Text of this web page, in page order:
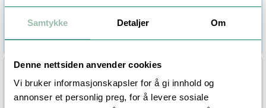
Samtykke Detaljer Om
Denne nettsiden anvender cookies
Vi bruker informasjonskapsler for å gi innhold og
annonser et personlig preg, for å levere sosiale
Bestillingsvare (0dager)
5 355,00
Eksl. mva
1På lager
3 320,00
Eksl. mva